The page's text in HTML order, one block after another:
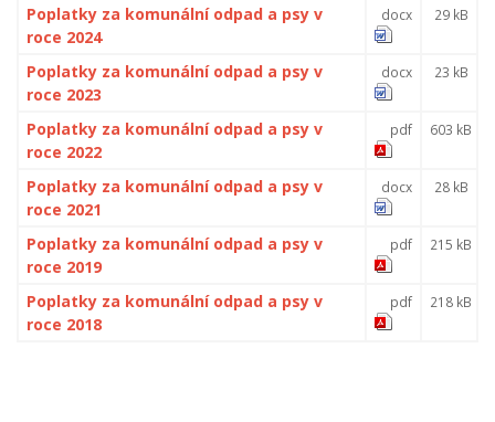
Poplatky za komunální odpad a psy v
roce 2024
docx 29 kB
Poplatky za komunální odpad a psy v
roce 2023
docx 23 kB
Poplatky za komunální odpad a psy v
roce 2022
pdf 603 kB
Poplatky za komunální odpad a psy v
roce 2021
docx 28 kB
Poplatky za komunální odpad a psy v
roce 2019
pdf 215 kB
Poplatky za komunální odpad a psy v
roce 2018
pdf 218 kB